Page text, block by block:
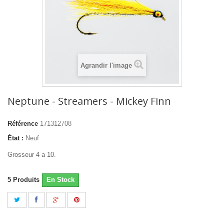
Agrandir l'image
Neptune - Streamers - Mickey Finn
Référence 171312708
État : Neuf
Grosseur 4 a 10.
5 Produits En Stock